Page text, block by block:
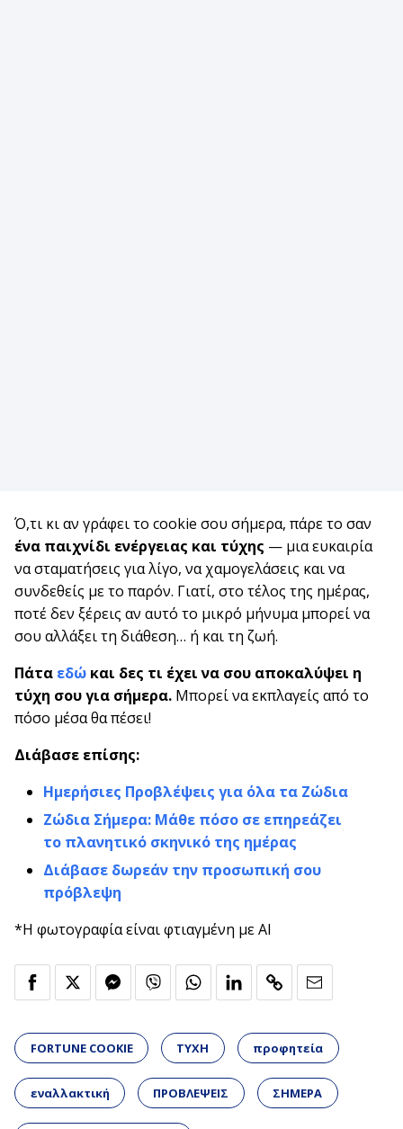
Ό,τι κι αν γράφει το cookie σου σήμερα, πάρε το σαν
ένα παιχνίδι ενέργειας και τύχης — μια ευκαιρία
να σταματήσεις για λίγο, να χαμογελάσεις και να
συνδεθείς με το παρόν. Γιατί, στο τέλος της ημέρας,
ποτέ δεν ξέρεις αν αυτό το μικρό μήνυμα μπορεί να
σου αλλάξει τη διάθεση… ή και τη ζωή.
Πάτα εδώ και δες τι έχει να σου αποκαλύψει η
τύχη σου για σήμερα. Μπορεί να εκπλαγείς από το
πόσο μέσα θα πέσει!
Διάβασε επίσης:
Ημερήσιες Προβλέψεις για όλα τα Ζώδια
Ζώδια Σήμερα: Μάθε πόσο σε επηρεάζει
το πλανητικό σκηνικό της ημέρας
Διάβασε δωρεάν την προσωπική σου
πρόβλεψη
*Η φωτογραφία είναι φτιαγμένη με AI
FORTUNE COOKIE ΤΥΧΗ προφητεία
εναλλακτική ΠΡΟΒΛΕΨΕΙΣ ΣΗΜΕΡΑ